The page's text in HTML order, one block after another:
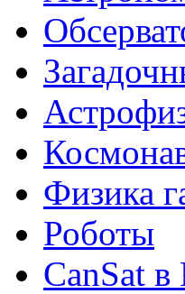
Физика
Роботы
CanSat в